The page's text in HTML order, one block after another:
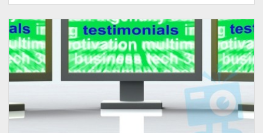
കാഴ്ചകള്‍
–
An
Intro
About
P
Ariel
The